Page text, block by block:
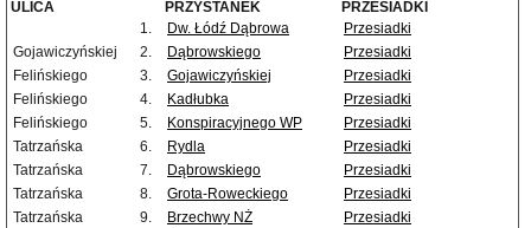
ULICA PRZYSTANEK
PRZESIADKI
1.
Dw. Łódź Dąbrowa
Przesiadki
Gojawiczyńskiej
2. Dąbrowskiego
Przesiadki
Felińskiego
3. Gojawiczyńskiej
Przesiadki
Felińskiego
4. Kadłubka
Przesiadki
Felińskiego
5. Konspiracyjnego WP
Przesiadki
Tatrzańska
6. Rydla
Przesiadki
Tatrzańska
7. Dąbrowskiego
Przesiadki
Tatrzańska
8. Grota-Roweckiego
Przesiadki
Tatrzańska
9. Brzechwy NŻ
Przesiadki